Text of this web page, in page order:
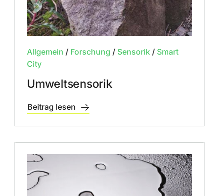
Allgemein / Forschung / Sensorik/ Smart
City
Umweltsensorik
Beitrag lesen